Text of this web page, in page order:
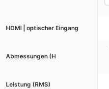
HDMI | optischer Eingang
Abmessungen (H
Leistung (RMS)